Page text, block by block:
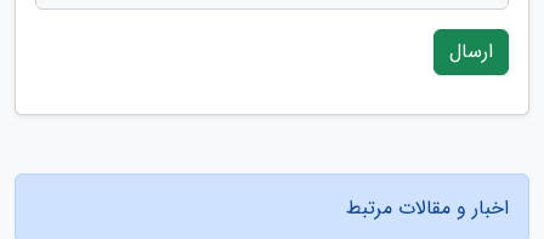
ارسال
اخبار و مقالات مرتبط